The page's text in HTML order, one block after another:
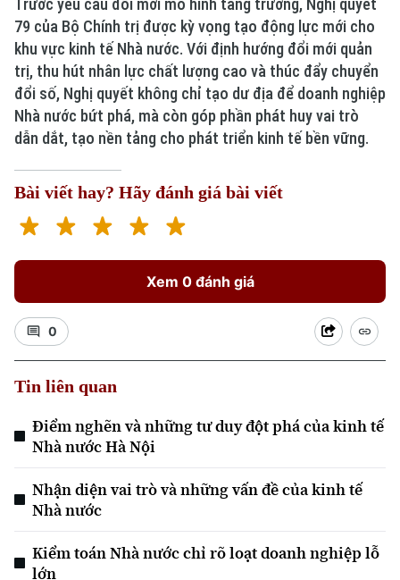
Trước yêu cầu đổi mới mô hình tăng trưởng, Nghị quyết
79 của Bộ Chính trị được kỳ vọng tạo động lực mới cho
khu vực kinh tế Nhà nước. Với định hướng đổi mới quản
trị, thu hút nhân lực chất lượng cao và thúc đẩy chuyển
đổi số, Nghị quyết không chỉ tạo dư địa để doanh nghiệp
Nhà nước bứt phá, mà còn góp phần phát huy vai trò
dẫn dắt, tạo nền tảng cho phát triển kinh tế bền vững.
Bài viết hay? Hãy đánh giá bài viết
Xem 0 đánh giá
0
Tin liên quan
Điểm nghẽn và những tư duy đột phá của kinh tế
Nhà nước Hà Nội
Nhận diện vai trò và những vấn đề của kinh tế
Nhà nước
Kiểm toán Nhà nước chỉ rõ loạt doanh nghiệp lỗ
lớn